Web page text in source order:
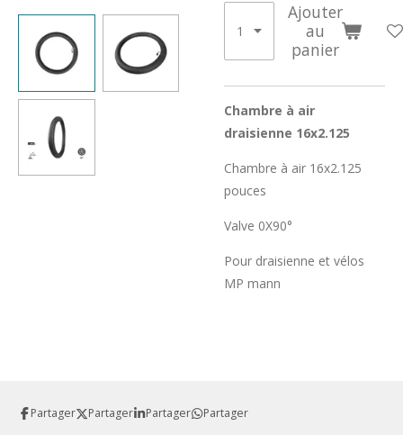
Ajouter
au
panier
Chambre à air
draisienne 16x2.125
Chambre à air 16x2.125
pouces
Valve 0X90°
Pour draisienne et vélos
MP mann
Partager Partager Partager Partager